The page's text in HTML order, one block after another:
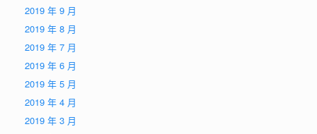
2019 年 9 月
2019 年 8 月
2019 年 7 月
2019 年 6 月
2019 年 5 月
2019 年 4 月
2019 年 3 月